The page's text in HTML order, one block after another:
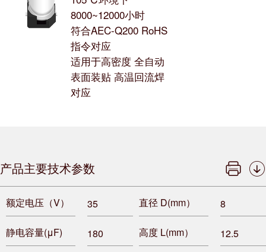
8000~12000小时
符合AEC-Q200 RoHS
指令对应
适用于高密度 全自动
表面装贴 高温回流焊
对应
产品主要技术参数
额定电压（V） 35 直径 D(mm） 8
静电容量(μF) 180 高度 L(mm） 12.5